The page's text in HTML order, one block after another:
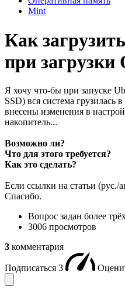
Mint
Как
при
Я хочу что-бы при запуске
SSD) вся система грузилась
внесены изменения в
накопитель...
Возможно ли?
Что для этого требуется?
Как это сделать?
Если ссылки на статьи (рус./
Спасибо.
Вопрос задан более
3006 просмотров
3 комментария
Подписаться 3